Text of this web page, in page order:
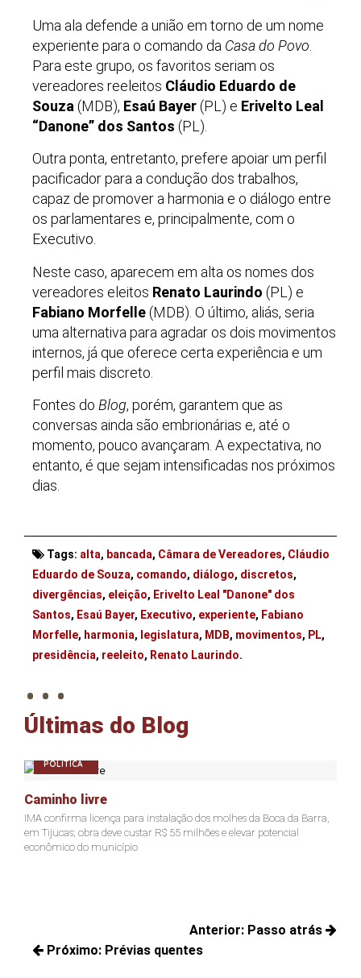
Uma ala defende a união em torno de um nome
experiente para o comando da Casa do Povo
Para este grupo, os favoritos seriam os
vereadores reeleitos Cláudio Eduardo de
Souza (MDB), Esaú Bayer (PL) e Erivelto Leal
“Danone” dos Santos (PL).
Outra ponta, entretanto, prefere apoiar um perfil
pacificador para a condução dos trabalhos,
capaz de promover a harmonia e o diálogo entre
os parlamentares e, principalmente, com o
Executivo.
Neste caso, aparecem em alta os nomes dos
vereadores eleitos Renato Laurindo (PL) e
Fabiano Morfelle (MDB). O último, aliás, seria
uma alternativa para agradar os dois movimentos
internos, já que oferece certa experiência e um
perfil mais discreto.
Fontes do Blog, porém, garantem que as
conversas ainda são embrionárias e, até o
momento, pouco avançaram. A expectativa, no
entanto, é que sejam intensificadas nos próximos
dias.
Tags: alta, bancada, Câmara de Vereadores, Cláudio
Eduardo de Souza, comando, diálogo, discretos,
divergências, eleição, Erivelto Leal "Danone" dos
Santos, Esaú Bayer, Executivo, experiente, Fabiano
Morfelle, harmonia, legislatura, MDB, movimentos, PL,
presidência, reeleito, Renato Laurindo.
. . .
Últimas do Blog
POLÍTICA
Caminho livre
IMA confirma licença para instalação dos molhes da Boca da Barra,
em Tijucas; obra deve custar R$ 55 milhões e elevar potencial
econômico do município
de
Anterior: Passo atrás
Próximo: Prévias quentes